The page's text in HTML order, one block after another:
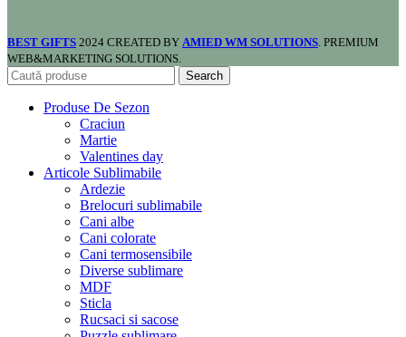
BEST GIFTS 2024 CREATED BY AMIED WM SOLUTIONS. PREMIUM
WEB&MARKETING SOLUTIONS.
Search
Produse De Sezon
Craciun
Martie
Valentines day
Articole Sublimabile
Ardezie
Brelocuri sublimabile
Cani albe
Cani colorate
Cani termosensibile
Diverse sublimare
MDF
Sticla
Rucsaci si sacose